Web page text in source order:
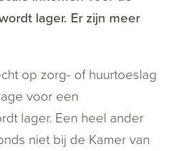
lager. Er zijn meer
op zorg- of huurtoeslag
voor een
lager. Een heel ander
niet bij de Kamer van